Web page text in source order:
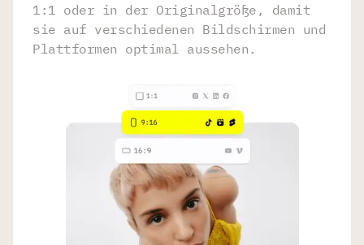
1:1 oder in der Originalgröße, damit
sie auf verschiedenen Bildschirmen und
Plattformen optimal aussehen.